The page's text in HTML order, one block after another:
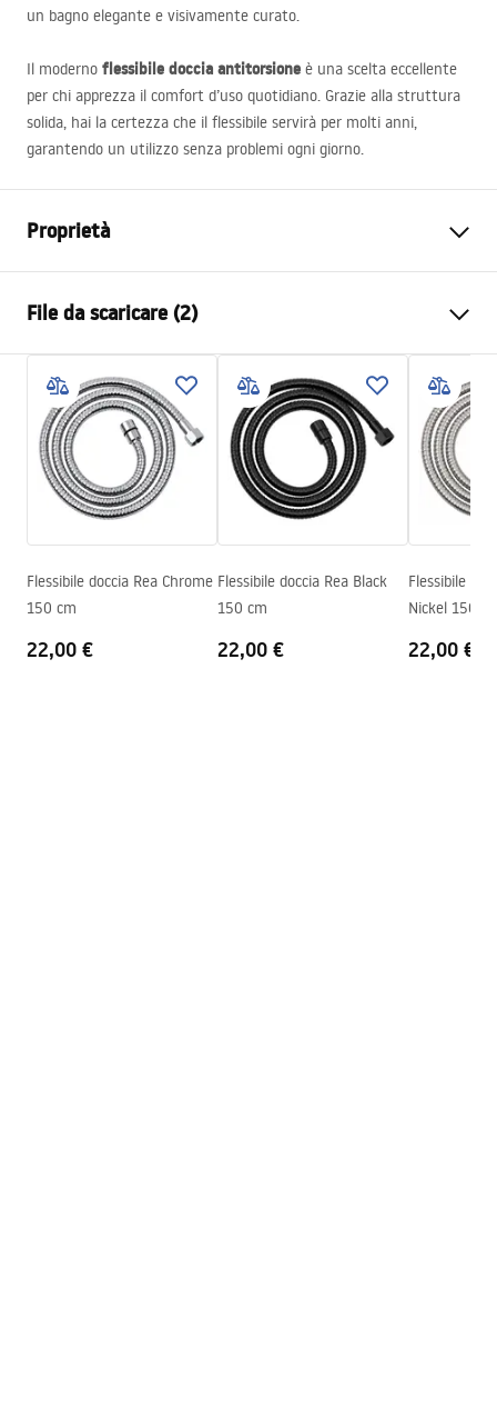
un bagno elegante e visivamente curato.
Il moderno flessibile doccia antitorsione è una scelta eccellente
per chi apprezza il comfort d’uso quotidiano. Grazie alla struttura
solida, hai la certezza che il flessibile servirà per molti anni,
garantendo un utilizzo senza problemi ogni giorno.
Proprietà
Garanzia
Materiale
ottone, PVC, gomma
Peso
1kg
Codice produttore
JS-017BRG
Colore
Oro spazzolato
File da scaricare (2)
Informazioni sulla sicurezza
WARUNKI_BEZPIECZENSTWA_AKCESORIA_LAZIENKOWE.
Condizioni di garanzia
Warranty_Terms_and_Conditions_Accessories_-_24.pdf
Flessibile doccia Rea Chrome
150 cm
22,00 €
Flessibile doccia Rea Black
150 cm
22,00 €
Flessibile
Nickel 150
22,00 €